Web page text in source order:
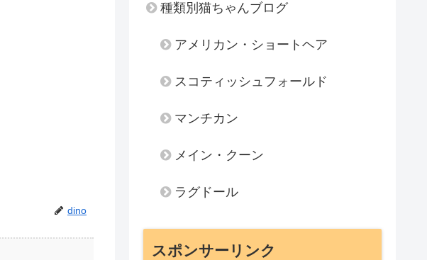
dino
種類別猫ちゃんブログ
アメリカン・ショートヘア
スコティッシュフォールド
マンチカン
メイン・クーン
ラグドール
スポンサーリンク